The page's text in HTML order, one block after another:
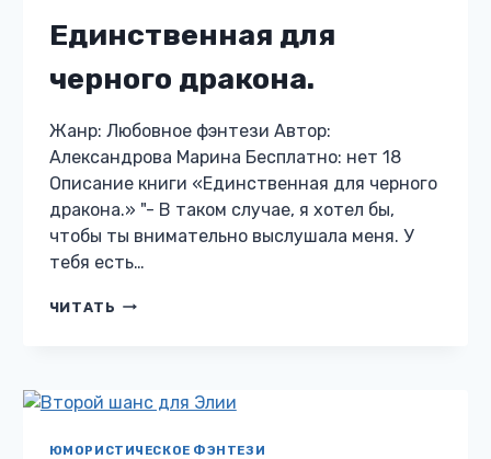
Единственная для
черного дракона.
Жанр: Любовное фэнтези Автор:
Александрова Марина Бесплатно: нет 18
Описание книги «Единственная для черного
дракона.» "- В таком случае, я хотел бы,
чтобы ты внимательно выслушала меня. У
тебя есть…
ЧИТАТЬ ЕДИНСТВЕННАЯ
ЮМОРИСТИЧЕСКОЕ ФЭНТЕЗИ